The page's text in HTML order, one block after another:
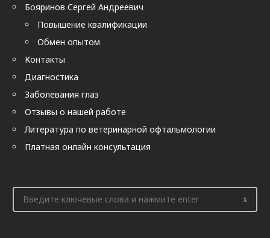
Бояринов Сергей Андреевич
Повышение квалификации
Обмен опытом
Контакты
Диагностика
Заболевания глаз
Отзывы о нашей работе
Литература по ветеринарной офтальмологии
Платная онлайн консультация